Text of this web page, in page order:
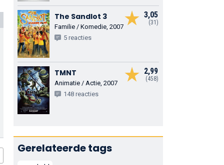
3,05
(31)
The Sandlot 3
Familie / Komedie, 2007
5 reacties
2,99
(458)
TMNT
Animatie / Actie, 2007
148 reacties
Gerelateerde tags